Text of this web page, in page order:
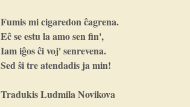
Fumis mi cigаredon ĉagrena.
Eĉ se estu la amo sen fin',
Iam iĝos ĉi voj' senrevena.
Sed ŝi tre atendadis ja min!
Tradukis Ludmila Novikova